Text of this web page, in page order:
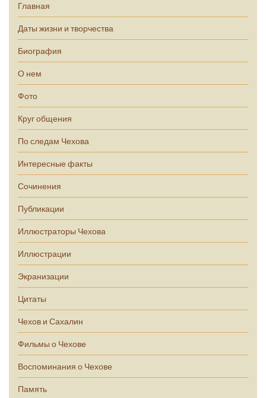
Главная
Даты жизни и творчества
Биография
О нем
Фото
Круг общения
По следам Чехова
Интересные факты
Сочинения
Публикации
Иллюстраторы Чехова
Иллюстрации
Экранизации
Цитаты
Чехов и Сахалин
Фильмы о Чехове
Воспоминания о Чехове
Память